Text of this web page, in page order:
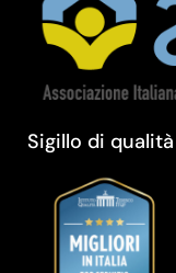
Sigillo di qualità